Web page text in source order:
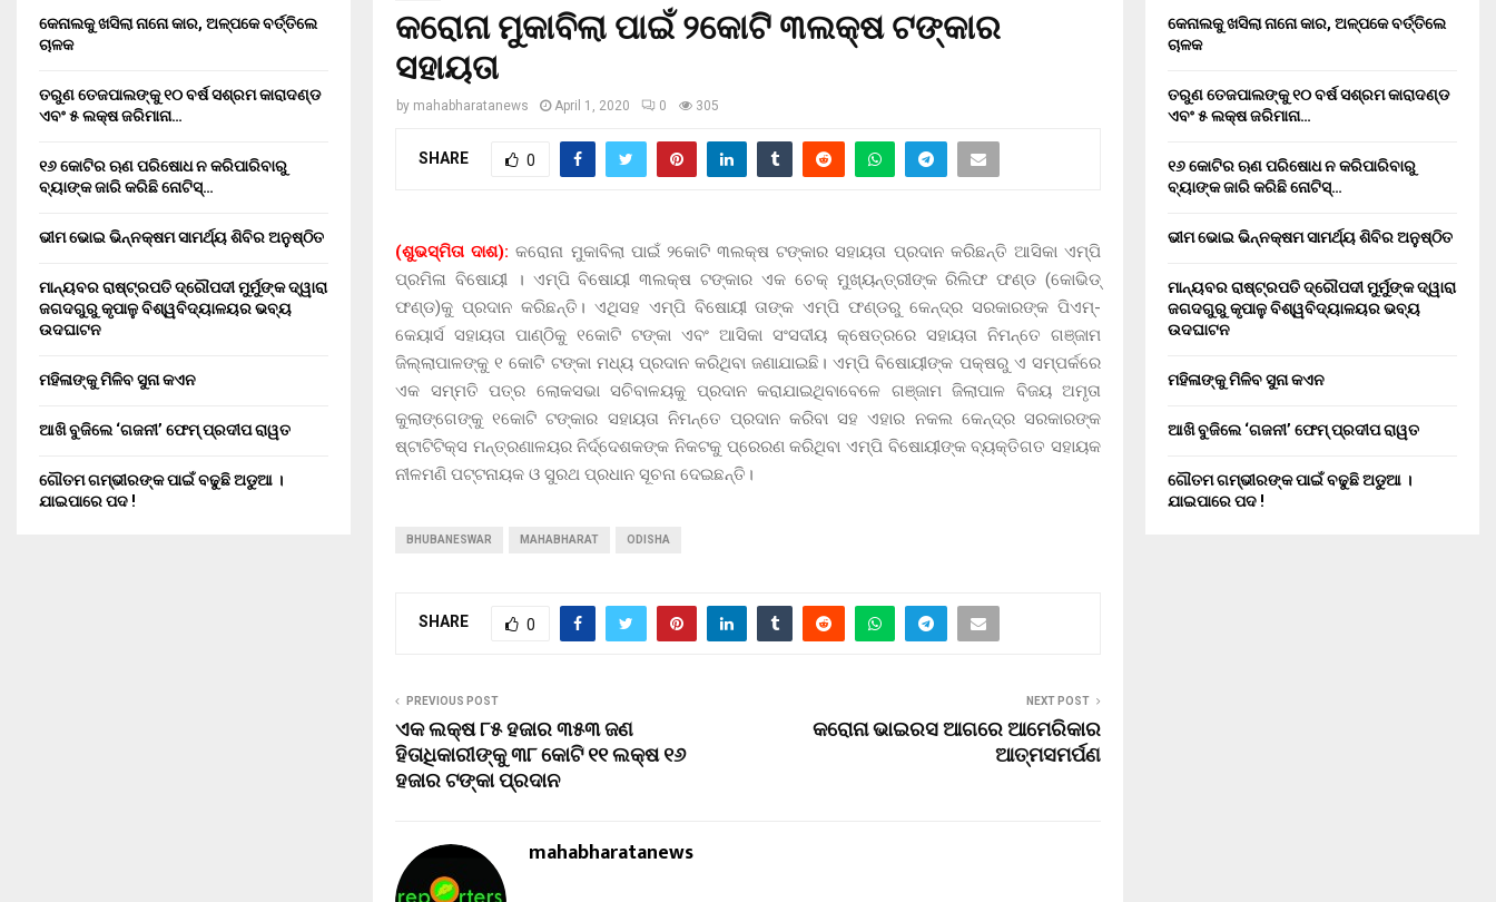
କରୋନା ମୁକାବିଲା ପାଇଁ ୨କୋଟି ୩ଲକ୍ଷ ଟଙ୍କାର
ସହାୟତା
by mahabharatanews April 1, 2020 0 305
SHARE 0
(ଶୁଭସ୍ମିତା ଦାଶ): କରୋନା ମୁକାବିଲା ପାଇଁ ୨କୋଟି ୩ଲକ୍ଷ ଟଙ୍କାର ସହାୟତା ପ୍ରଦାନ କରିଛନ୍ତି ଆସିକା ଏମ୍‌ପି
ପ୍ରମିଳା ବିଷୋୟୀ । ଏମ୍‌ପି ବିଷୋୟୀ ୩ଲକ୍ଷ ଟଙ୍କାର ଏକ ଚେକ୍‌ ମୁଖ୍ୟନ୍ତ୍ରୀଙ୍କ ରିଲିଫ ଫଣ୍ଡ (କୋଭିଡ୍‌
ଫଣ୍ଡ)କୁ ପ୍ରଦାନ କରିଛନ୍ତି। ଏଥିସହ ଏମ୍‌ପି ବିଷୋୟୀ ତାଙ୍କ ଏମ୍‌ପି ଫଣ୍ଡରୁ କେନ୍ଦ୍ର ସରକାରଙ୍କ ପିଏମ୍‌-
କେୟାର୍ସ ସହାୟତା ପାଣ୍ଠିକୁ ୧କୋଟି ଟଙ୍କା ଏବଂ ଆସିକା ସଂସଦୀୟ କ୍ଷେତ୍ରରେ ସହାୟତା ନିମନ୍ତେ ଗଞ୍ଜାମ
ଜିଲ୍ଲାପାଳଙ୍କୁ ୧ କୋଟି ଟଙ୍କା ମଧ୍ୟ ପ୍ରଦାନ କରିଥିବା ଜଣାଯାଇଛି। ଏମ୍‌ପି ବିଷୋୟୀଙ୍କ ପକ୍ଷରୁ ଏ ସମ୍ପର୍କରେ
ଏକ ସମ୍ମତି ପତ୍ର ଲୋକସଭା ସଚିବାଳୟକୁ ପ୍ରଦାନ କରାଯାଇଥିବାବେଳେ ଗଞ୍ଜାମ ଜିଲାପାଳ ବିଜୟ ଅମୃତା
କୁଲାଙ୍ଗେଙ୍କୁ ୧କୋଟି ଟଙ୍କାର ସହାୟତା ନିମନ୍ତେ ପ୍ରଦାନ କରିବା ସହ ଏହାର ନକଲ କେନ୍ଦ୍ର ସରକାରଙ୍କ
ଷ୍ଟାଟିଟିକ୍ସ ମନ୍ତ୍ରଣାଳୟର ନିର୍ଦ୍ଦେଶକଙ୍କ ନିକଟକୁ ପ୍ରେରଣ କରିଥିବା ଏମ୍‌ପି ବିଷୋୟୀଙ୍କ ବ୍ୟକ୍ତିଗତ ସହାୟକ
ନୀଳମଣି ପଟ୍ଟନାୟକ ଓ ସୁରଥ ପ୍ରଧାନ ସୂଚନା ଦେଇଛନ୍ତି।
BHUBANESWAR MAHABHARAT ODISHA
SHARE 0
PREVIOUS POST
ଏକ ଲକ୍ଷ ୮୫ ହଜାର ୩୫୩ ଜଣ
ହିତାଧିକାରୀଙ୍କୁ ୩୮ କୋଟି ୧୧ ଲକ୍ଷ ୧୬
ହଜାର ଟଙ୍କା ପ୍ରଦାନ
NEXT POST
କରୋନା ଭାଇରସ ଆଗରେ ଆମେରିକାର
ଆତ୍ମସମର୍ପଣ
mahabharatanews
କେନାଲକୁ ଖସିଲା ନାନୋ କାର, ଅଳ୍ପକେ ବର୍ତ୍ତିଲେ
ଚାଳକ
ତରୁଣ ତେଜପାଲଙ୍କୁ ୧୦ ବର୍ଷ ସଶ୍ରମ କାରାଦଣ୍ଡ
ଏବଂ ₹୫ ଲକ୍ଷ ଜରିମାନା…
୧୬ କୋଟିର ଋଣ ପରିଷୋଧ ନ କରିପାରିବାରୁ
ବ୍ୟାଙ୍କ ଜାରି କରିଛି ନୋଟିସ୍…
ଭୀମ ଭୋଇ ଭିନ୍ନକ୍ଷମ ସାମର୍ଥ୍ୟ ଶିବିର ଅନୁଷ୍ଠିତ
ମାନ୍ୟବର ରାଷ୍ଟ୍ରପତି ଦ୍ରୌପଦୀ ମୁର୍ମୁଙ୍କ ଦ୍ୱାରା
ଜଗଦଗୁରୁ କୃପାଳୁ ବିଶ୍ୱବିଦ୍ୟାଳୟର ଭବ୍ୟ
ଉଦଘାଟନ
ମହିଳାଙ୍କୁ ମିଳିବ ସୁନା କଏନ
ଆଖି ବୁଜିଲେ ‘ଗଜନୀ’ ଫେମ୍ ପ୍ରଦୀପ ରାୱତ
ଗୌତମ ଗମ୍ଭୀରଙ୍କ ପାଇଁ ବଢୁଛି ଅଡୁଆ ।
ଯାଇପାରେ ପଦ !
କେନାଲକୁ ଖସିଲା ନାନୋ କାର, ଅଳ୍ପକେ ବର୍ତ୍ତିଲେ
ଚାଳକ
ତରୁଣ ତେଜପାଲଙ୍କୁ ୧୦ ବର୍ଷ ସଶ୍ରମ କାରାଦଣ୍ଡ
ଏବଂ ₹୫ ଲକ୍ଷ ଜରିମାନା…
୧୬ କୋଟିର ଋଣ ପରିଷୋଧ ନ କରିପାରିବାରୁ
ବ୍ୟାଙ୍କ ଜାରି କରିଛି ନୋଟିସ୍…
ଭୀମ ଭୋଇ ଭିନ୍ନକ୍ଷମ ସାମର୍ଥ୍ୟ ଶିବିର ଅନୁଷ୍ଠିତ
ମାନ୍ୟବର ରାଷ୍ଟ୍ରପତି ଦ୍ରୌପଦୀ ମୁର୍ମୁଙ୍କ ଦ୍ୱାରା
ଜଗଦଗୁରୁ କୃପାଳୁ ବିଶ୍ୱବିଦ୍ୟାଳୟର ଭବ୍ୟ
ଉଦଘାଟନ
ମହିଳାଙ୍କୁ ମିଳିବ ସୁନା କଏନ
ଆଖି ବୁଜିଲେ ‘ଗଜନୀ’ ଫେମ୍ ପ୍ରଦୀପ ରାୱତ
ଗୌତମ ଗମ୍ଭୀରଙ୍କ ପାଇଁ ବଢୁଛି ଅଡୁଆ ।
ଯାଇପାରେ ପଦ !